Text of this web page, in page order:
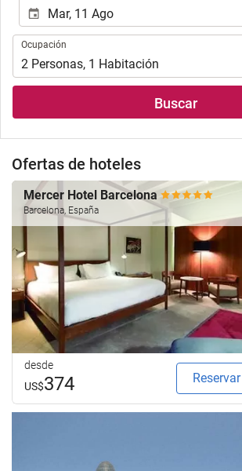
que
realizar
búsqueda
de
inicio
fin
para
realizar
hotel.
Ocupación
Ocupación
2 Personas, 1 Habitación
Buscar
Ofertas de hoteles
Mercer Hotel Barcelona
Barcelona, España
desde
US$374 Reservar